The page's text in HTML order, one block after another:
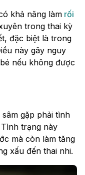
khả năng làm rối
trong thai kỳ
đặc biệt là trong
này gây nguy
nếu không được
gặp phải tình
trạng này
mà còn làm tăng
xấu đến thai nhi.